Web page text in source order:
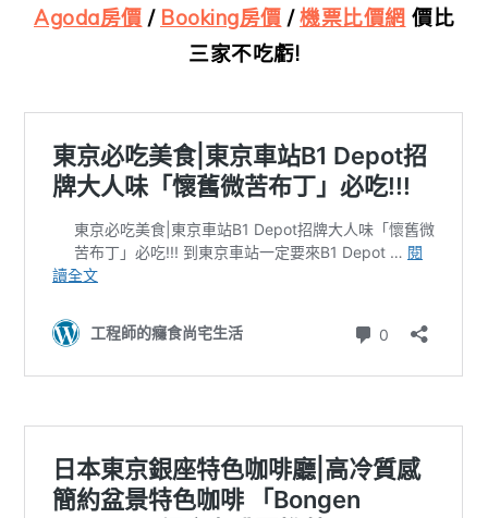
Agoda房價 / Booking房價 /機票比價網 價比
三家不吃虧!